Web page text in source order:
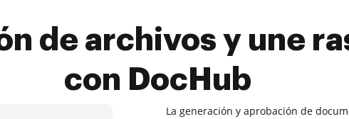
de archivos y une
con DocHub
La generación y aprobación de